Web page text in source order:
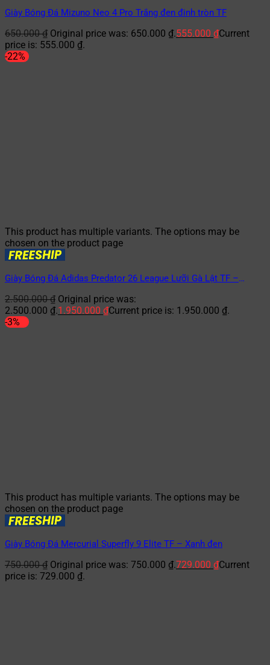
Giày Bóng Đá Mizuno Neo 4 Pro Trắng đen đinh tròn TF
650.000₫ Original price was: 650.000 ₫.555.000 ₫Current
price is: 555.000 ₫.
-22%
This product has multiple variants. The options may be
chosen on the product page
Giày Bóng Đá Adidas Predator 26 League Lưỡi Gà Lật TF –
2.500.000₫ Original price was:
2.500.000 ₫.1.950.000 ₫Current price is: 1.950.000 ₫.
-3%
This product has multiple variants. The options may be
chosen on the product page
Giày Bóng Đá Mercurial Superfly 9 Elite TF – Xanh đen
750.000₫ Original price was: 750.000 ₫.729.000 ₫Current
price is: 729.000 ₫.